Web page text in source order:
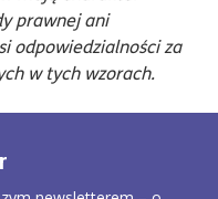
prawnej ani
odpowiedzialności za
w tych wzorach.